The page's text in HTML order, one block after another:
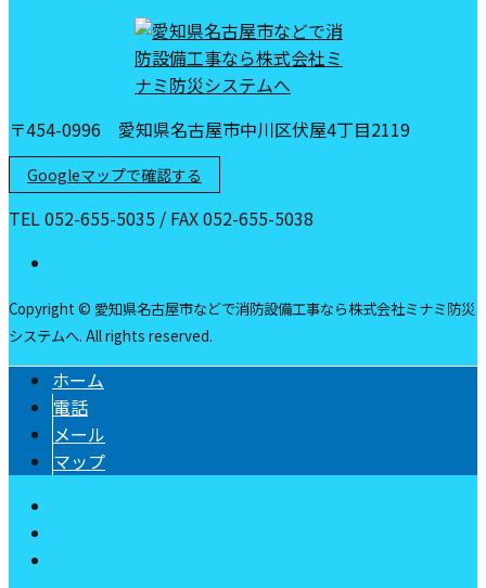
〒454-0996 愛知県名古屋市中川区伏屋4丁目2119
Googleマップで確認する
TEL 052-655-5035 / FAX 052-655-5038
Copyright © 愛知県名古屋市などで消防設備工事なら株式会社ミナミ防災
システムへ. All rights reserved.
ホーム
電話
メール
マップ